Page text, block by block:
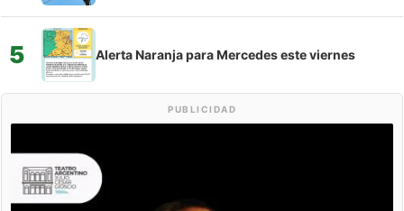
5 Alerta Naranja para Mercedes este viernes
PUBLICIDAD